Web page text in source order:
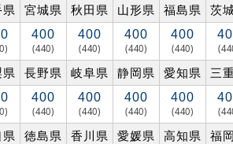
宮城県 秋田県 山形県 福島県 茨
400
(440)
400
(440)
400
(440)
400
(440)
長野県 岐阜県 静岡県 愛知県 三
400
(440)
400
(440)
400
(440)
400
(440)
徳島県 香川県 愛媛県 高知県 福